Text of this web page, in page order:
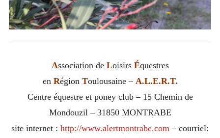
Association de Loisirs Équestres
en Région Toulousaine – A.L.E.R.T.
Centre équestre et poney club – 15 Chemin de
Mondouzil – 31850 MONTRABE
site internet : http://www.alertmontrabe.com – courriel: